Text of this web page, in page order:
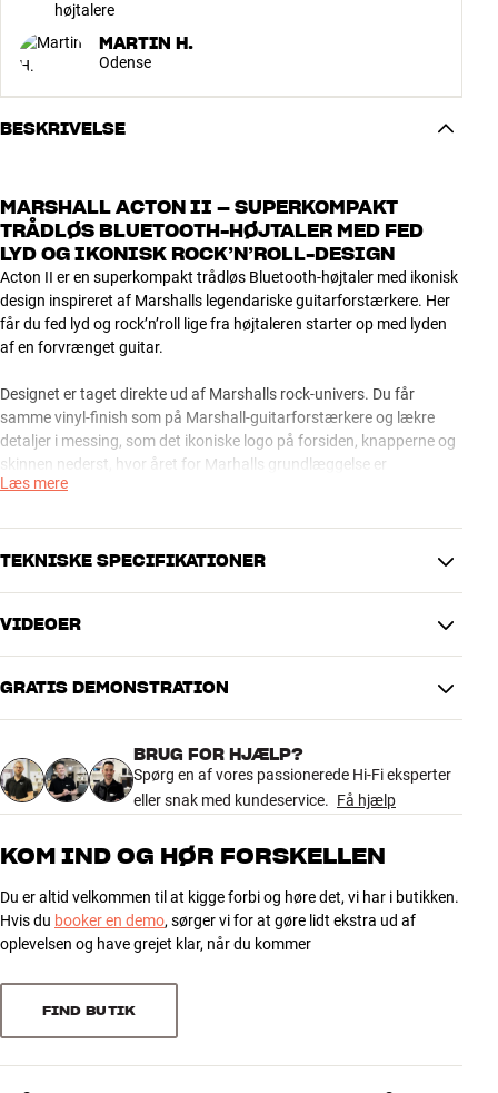
højtalere
MARTIN H.
Odense
BESKRIVELSE
MARSHALL ACTON II – SUPERKOMPAKT
TRÅDLØS BLUETOOTH-HØJTALER MED FED
LYD OG IKONISK ROCK’N’ROLL-DESIGN
Acton II er en superkompakt trådløs Bluetooth-højtaler med ikonisk
design inspireret af Marshalls legendariske guitarforstærkere. Her
får du fed lyd og rock’n’roll lige fra højtaleren starter op med lyden
af en forvrænget guitar.
Designet er taget direkte ud af Marshalls rock-univers. Du får
samme vinyl-finish som på Marshall-guitarforstærkere og lækre
detaljer i messing, som det ikoniske logo på forsiden, knapperne og
skinnen nederst, hvor året for Marhalls grundlæggelse er
indgraveret – 1962. Som en ekstra lækker detalje, er lydstyrken
svag belysning.
bass/treble-knapper på højtaleren eller via den tilhørende app med
equalizer. Du har også tænd/sluk-funktion, så du kan bruge din
Marshall Acton II fås i sort finish. Strømkabel medfølger.
Mere fra Marshall
Læs mere
TEKNISKE SPECIFIKATIONER
TILSLUTNINGER
Trådløs overførsel
Kabinet type
Basrefleks
Fjernbetjening
Nej
Stereo parring
Nej
Stemmestyring
Via ekstern smarthøjtaler
VIDEOER
GRATIS DEMONSTRATION
BRUG FOR HJÆLP?
Spørg en af vores passionerede Hi-Fi eksperter
eller snak med kundeservice. Få hjælp
KOM IND OG HØR FORSKELLEN
Du er altid velkommen til at kigge forbi og høre det, vi har i butikken.
Hvis du booker en demo, sørger vi for at gøre lidt ekstra ud af
oplevelsen og have grejet klar, når du kommer
FIND BUTIK